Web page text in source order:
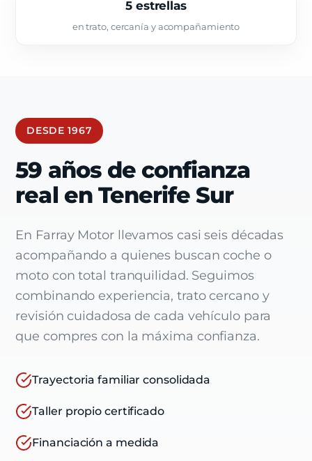
5 estrellas
en trato, cercanía y acompañamiento
DESDE 1967
59 años de confianza
real en Tenerife Sur
En Farray Motor llevamos casi seis décadas
acompañando a quienes buscan coche o
moto con total tranquilidad. Seguimos
combinando experiencia, trato cercano y
revisión cuidadosa de cada vehículo para
que compres con la máxima confianza.
Trayectoria familiar consolidada
Taller propio certificado
Financiación a medida